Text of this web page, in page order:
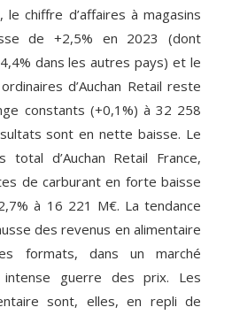
chiffre d’affaires à magasins
de +2,5% en 2023 (dont
dans les autres pays) et le
d’Auchan Retail reste
constants (+0,1%) à 32 258
sont en nette baisse. Le
total d’Auchan Retail France,
de carburant en forte baisse
à 16 221 M€. La tendance
des revenus en alimentaire
formats, dans un marché
guerre des prix. Les
sont, elles, en repli de